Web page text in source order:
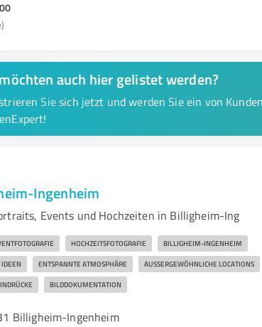
auch hier gelistet werden?
Sie sich jetzt und werden Sie ein von
Ingenheim
Events und Hochzeiten in Billigheim-Ing
HOCHZEITSFOTOGRAFIE BILLIGHEIM-INGENHEIM
ENTSPANNTE ATMOSPHÄRE AUSSERGEWÖHNLICHE LOCATIONS
BILDDOKUMENTATION
Billigheim-Ingenheim